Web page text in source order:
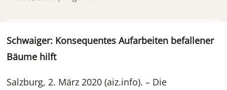
Schwaiger: Konsequentes Aufarbeiten befallener
Bäume hilft
Salzburg, 2. März 2020 (aiz.info). – Die